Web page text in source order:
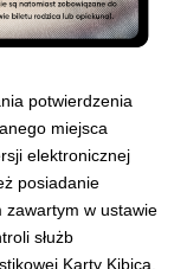
potwierdzenia
miejsca
elektronicznej
posiadanie
zawartym w ustawie
służb
Karty Kibica,